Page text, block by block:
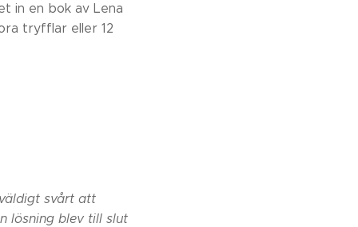
in en bok av Lena
tryfflar eller 12
svårt att
lösning blev till slut